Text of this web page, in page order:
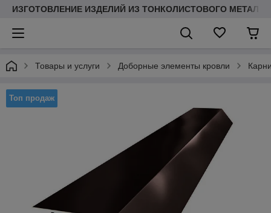
ИЗГОТОВЛЕНИЕ ИЗДЕЛИЙ ИЗ ТОНКОЛИСТОВОГО
Товары и услуги Доборные элементы кровли
Топ продаж